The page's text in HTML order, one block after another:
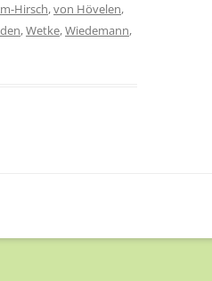
Hirsch,von Hövelen,
,Wetke,Wiedemann,